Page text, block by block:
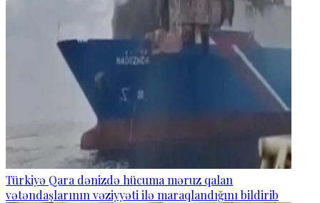
Türkiyə Qara dənizdə hücuma məruz qalan
vətəndaşlarının vəziyyəti ilə maraqlandığını bildirib